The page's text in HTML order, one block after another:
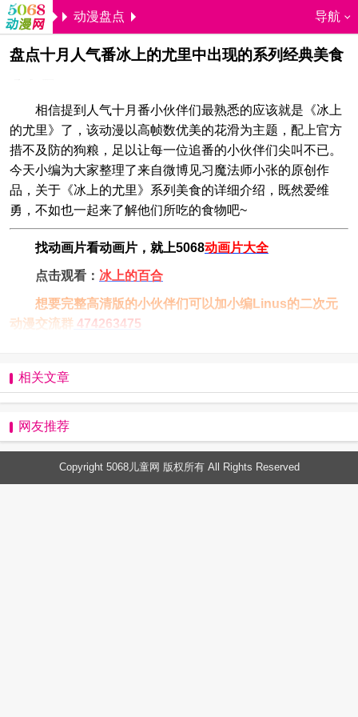
动漫盘点 导航
盘点十月人气番冰上的尤里中出现的系列经典美食
相信提到人气十月番小伙伴们最熟悉的应该就是《冰上
的尤里》了，该动漫以高帧数优美的花滑为主题，配上官方
措不及防的狗粮，足以让每一位追番的小伙伴们尖叫不已。
今天小编为大家整理了来自微博见习魔法师小张的原创作
品，关于《冰上的尤里》系列美食的详细介绍，既然爱维
勇，不如也一起来了解他们所吃的食物吧~
找动画片看动画片，就上5068动画片大全
点击观看： 冰上的百合
想要完整高清版的小伙伴们可以加小编Linus的二次元
动漫交流群 474263475
相关文章
网友推荐
Copyright 5068儿童网 版权所有 All Rights Reserved